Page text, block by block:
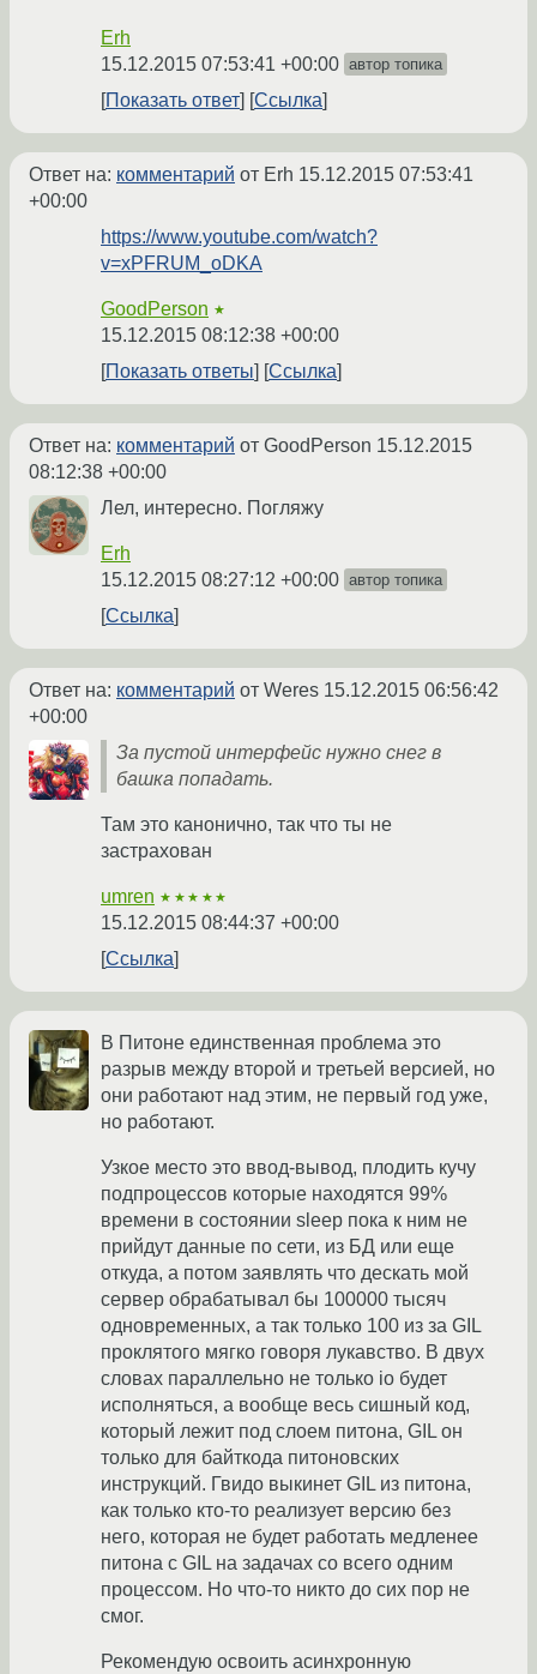
Erh
15.12.2015 07:53:41 +00:00 автор топика
Показать ответ Ссылка
Ответ на: комментарий от Erh 15.12.2015 07:53:41
+00:00
https://www.youtube.com/watch?
v=xPFRUM_oDKA
GoodPerson ★
15.12.2015 08:12:38 +00:00
Показать ответы
Ссылка
Ответ на: комментарий от GoodPerson 15.12.2015
08:12:38 +00:00
Лел, интересно. Погляжу
Erh
15.12.2015 08:27:12 +00:00 автор топика
Ссылка
Ответ на: комментарий от Weres 15.12.2015 06:56:42
+00:00
За пустой интерфейс нужно снег в
башка попадать.
Там это канонично, так что ты не
застрахован
umren ★★★★★
15.12.2015 08:44:37 +00:00
Ссылка
В Питоне единственная проблема это
разрыв между второй и третьей версией, но
они работают над этим, не первый год уже,
но работают.
Узкое место это ввод-вывод, плодить кучу
подпроцессов которые находятся 99%
времени в состоянии sleep пока к ним не
прийдут данные по сети, из БД или еще
откуда, а потом заявлять что дескать мой
сервер обрабатывал бы 100000 тысяч
одновременных, а так только 100 из за GIL
проклятого мягко говоря лукавство. В двух
словах параллельно не только io будет
исполняться, а вообще весь сишный код,
который лежит под слоем питона, GIL он
только для байткода питоновских
инструкций. Гвидо выкинет GIL из питона,
как только кто-то реализует версию без
него, которая не будет работать медленее
питона с GIL на задачах со всего одним
процессом. Но что-то никто до сих пор не
смог.
Рекомендую освоить асинхронную